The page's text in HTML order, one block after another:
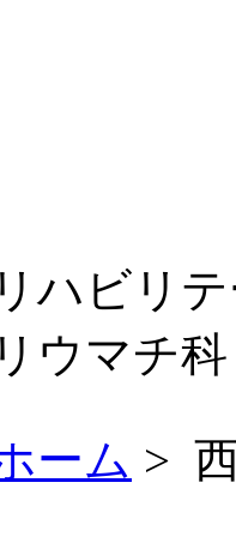
ハビリ
ウマチ
ーム >